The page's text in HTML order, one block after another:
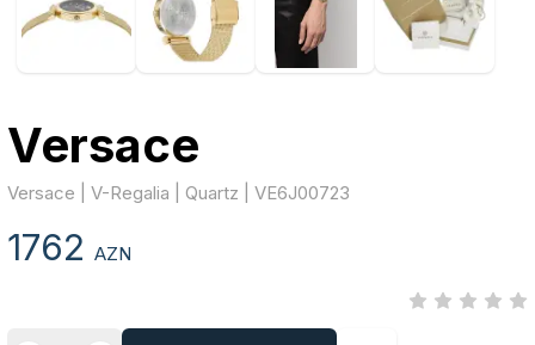
Versace
Versace | V-Regalia | Quartz | VE6J00723
1762AZN